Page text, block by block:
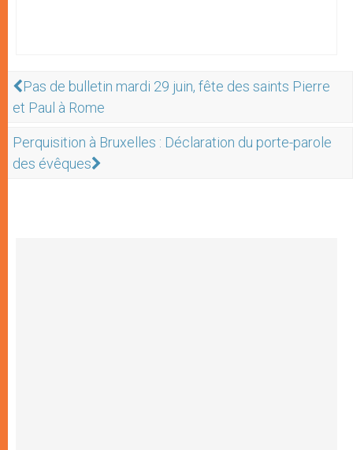
Pas de bulletin mardi 29 juin, fête des saints Pierre
et Paul à Rome
Perquisition à Bruxelles : Déclaration du porte-parole
des évêques